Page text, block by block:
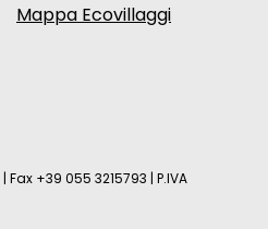
Mappa Ecovillaggi
| Fax +39 055 3215793 | P.IVA